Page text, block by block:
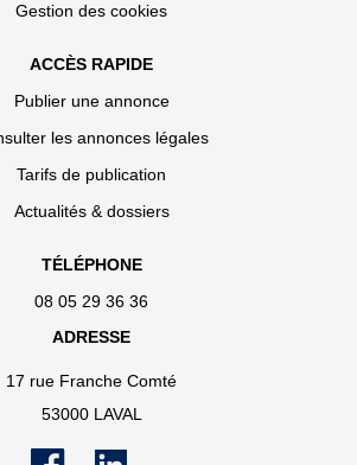
Gestion des cookies
ACCÈS RAPIDE
Publier une annonce
les annonces légales
Tarifs de publication
Actualités & dossiers
TÉLÉPHONE
08 05 29 36 36
ADRESSE
17 rue Franche Comté
53000 LAVAL